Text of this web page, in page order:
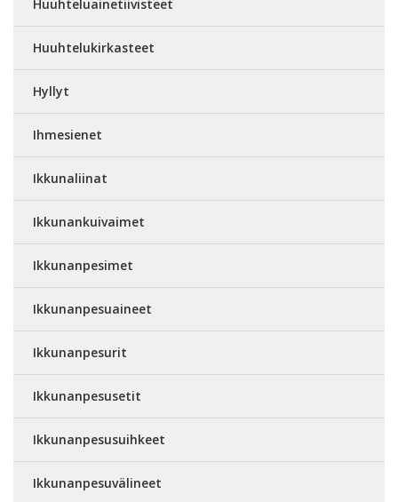
Huuhteluainetiivisteet
Huuhtelukirkasteet
Hyllyt
Ihmesienet
Ikkunaliinat
Ikkunankuivaimet
Ikkunanpesimet
Ikkunanpesuaineet
Ikkunanpesurit
Ikkunanpesusetit
Ikkunanpesusuihkeet
Ikkunanpesuvälineet